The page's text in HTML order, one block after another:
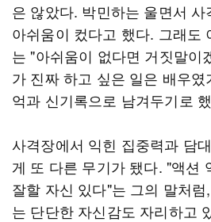
은 않았다. 박민하는 울면서 사
아쉬움이 컸다고 했다. 그래도
는 "아쉬움이 없다면 거짓말이
가 진짜 하고 싶은 일은 배우
억과 신기록으로 남겨두기로
사격장에서 익힌 집중력과 담
게 또 다른 무기가 됐다. "액션
잘할 자신 있다"는 그의 말처
는 단단한 자신감도 자리하고